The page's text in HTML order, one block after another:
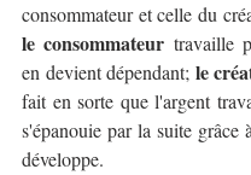
le consommateur travaille
en devient dépendant;
fait en sorte que l'argent
s'épanouie par la suite grâce
développe.